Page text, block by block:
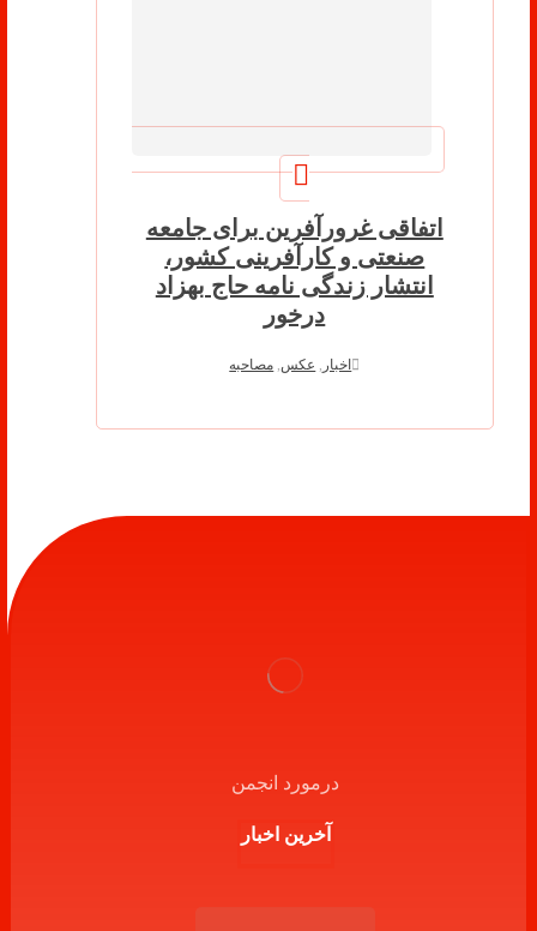
اتفاقی غرورآفرین برای جامعه
صنعتی و کارآفرینی کشور،
انتشار زندگی نامه حاج بهزاد
درخور
اخبار , عکس, مصاحبه
درمورد انجمن
آخرین اخبار